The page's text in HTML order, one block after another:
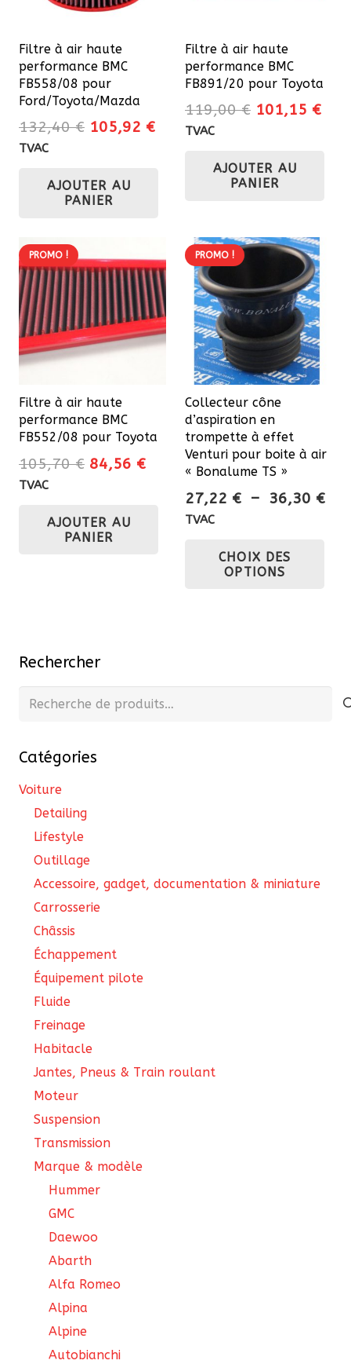
Filtre à air haute
performance BMC
FB558/08 pour
Ford/Toyota/Mazda
132,40€ Le
était :
132,40 €.
105,92 €Le
TVAC
AJOUTER AU
PANIER
Filtre à air haute
performance BMC
FB891/20 pour Toyota
119,00€ Le
était :
119,00 €.
101,15 €Le
TVAC
AJOUTER AU
PANIER
PROMO !
Filtre à air haute
performance BMC
FB552/08 pour Toyota
105,70€ Le
était :
105,70 €.
84,56 €Le
actuel
TVAC
AJOUTER AU
PANIER
PROMO !
Collecteur cône
d’aspiration en
trompette à effet
Venturi pour boite à air
« Bonalume TS »
27,22 € – 36,30 €
TVAC
CHOIX DES
OPTIONS
Rechercher
Recherche
Catégories
Voiture
Detailing
Lifestyle
Outillage
Accessoire, gadget, documentation & miniature
Carrosserie
Châssis
Échappement
Équipement pilote
Fluide
Freinage
Habitacle
Jantes, Pneus & Train roulant
Moteur
Suspension
Transmission
Marque & modèle
Hummer
GMC
Daewoo
Abarth
Alfa Romeo
Alpina
Alpine
Autobianchi